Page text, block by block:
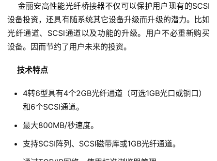
金丽安高性能光纤桥接器不仅可以保护用户现有的SCSI
设备投资，还具有随系统其它设备升级而升级的潜力。比如
光纤通道、SCSI通道以及功能的升级。用户不必重新购买
设备。因而节约了用户未来的投资。
技术特点
4转6型具有4个2GB光纤通道（可选1GB光口或铜口）
和6个SCSI通道。
最大800MB/秒速度。
支持SCSI阵列、SCSI磁带库或1GB光纤通道。